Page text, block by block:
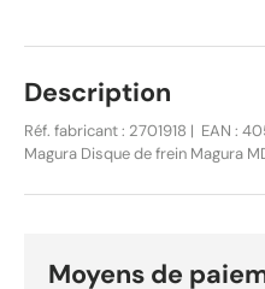
Description
Réf. fabricant : 2701918 | EAN :
Magura Disque de frein Magura
ville et trail. Vis de fixation
et VTT trail. Son élément de
Moyens de